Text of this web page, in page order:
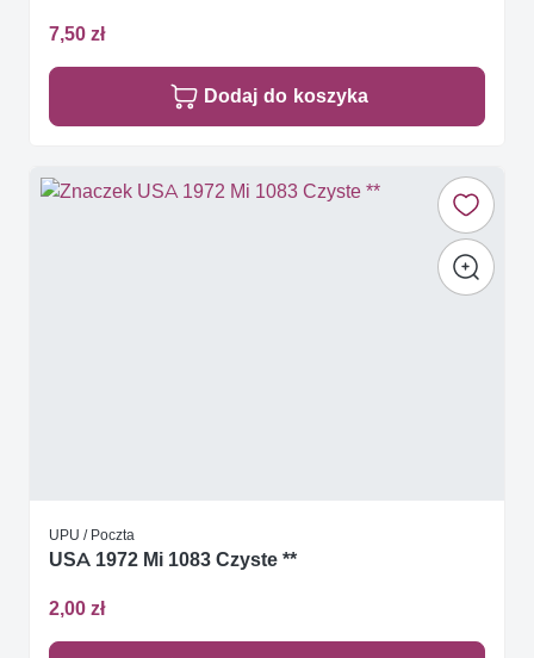
7,50 zł
Dodaj do koszyka
UPU / Poczta
USA 1972 Mi 1083 Czyste **
2,00 zł